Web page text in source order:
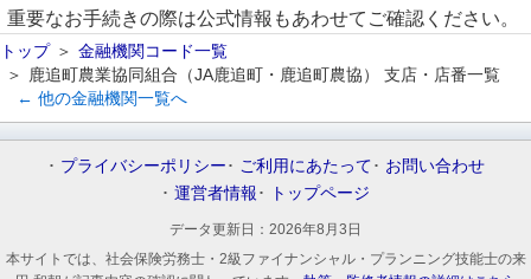
重要なお手続きの際は公式情報もあわせてご確認ください。
トップ
金融機関コード一覧
鹿追町農業協同組合（JA鹿追町・鹿追町農協） 支店・店番一覧
← 他の金融機関一覧へ
プライバシーポリシー ご利用にあたって
お問い合わせ
運営者情報
トップページ
データ更新日： 2026年8月3日
本サイトでは、社会保険労務士・2級ファイナンシャル・プランニング技能士の来